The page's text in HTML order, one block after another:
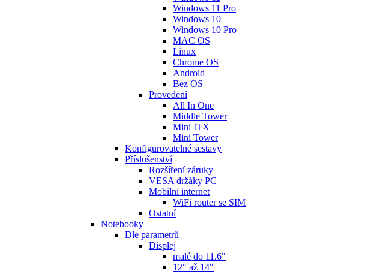
Windows 11 Pro
Windows 10
Windows 10 Pro
MAC OS
Linux
Chrome OS
Android
Bez OS
Provedení
All In One
Middle Tower
Mini ITX
Mini Tower
Konfigurovatelné sestavy
Příslušenství
Rozšíření záruky
VESA držáky PC
Mobilní internet
WiFi router se SIM
Ostatní
Notebooky
Dle parametrů
Displej
malé do 11.6"
12" až 14"